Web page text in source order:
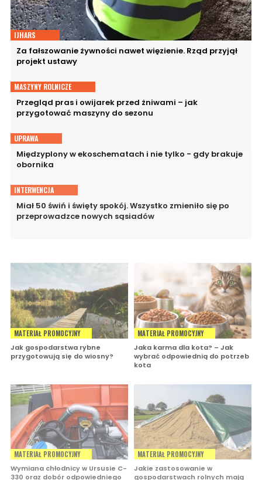
IJHARS
Za fałszowanie żywności nawet więzienie. Rząd przyjął
projekt ustawy
MASZYNY ROLNICZE
Przegląd pras i owijarek przed żniwami – jak
przygotować maszyny do sezonu
UPRAWA
Międzyplony w ekoschematach i nie tylko - gdy brakuje
obornika
INTERWENCJA
Miał 50 świń i święty spokój. Wszystko zmieniło się po
przeprowadzce nowych sąsiadów
MATERIAŁ PROMOCYJNY
Jak gospodarstwa rybne
przygotowują się do wiosny?
MATERIAŁ PROMOCYJNY
Jaka karma dla kota? – Jak
wybrać odpowiednią do potrzeb
kota
MATERIAŁ PROMOCYJNY
Wymiana chłodnicy w Ursusie C-
330 oraz dobór odpowiedniego
MATERIAŁ PROMOCYJNY
Jakie zastosowanie w
gospodarstwach rolnych mają